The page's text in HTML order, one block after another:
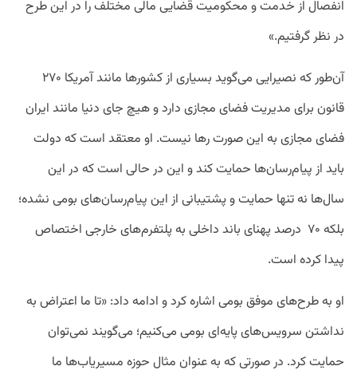
انفصال از خدمت و محکومیت قضایی مالی مختلف را در این طرح
در نظر گرفتیم.»
آن‌طور که نصیرایی می‌گوید بسیاری از کشورها مانند آمریکا ۲۷۰
قانون برای مدیریت فضای مجازی دارد و هیچ جای دنیا مانند ایران
فضای مجازی به این صورت رها نیست. او معتقد است که دولت
باید از پیام‌رسان‌ها حمایت کند و این در حالی است که در این
سال‌ها نه تنها حمایت و پشتیبانی از این پیام‌رسان‌های بومی نشده؛
بلکه ۷۰
درصد پهنای باند داخلی به پلتفرم‌های خارجی اختصاص
پیدا کرده است.
او به طرح‌های موفق بومی اشاره کرد و ادامه داد: «تا ما اعتراض به
نداشتن سرویس‌های پایه‌ای بومی می‌کنیم؛ می‌گویند نمی‌توان
حمایت کرد. در صورتی که به عنوان مثال حوزه مسیریاب‌ها ما